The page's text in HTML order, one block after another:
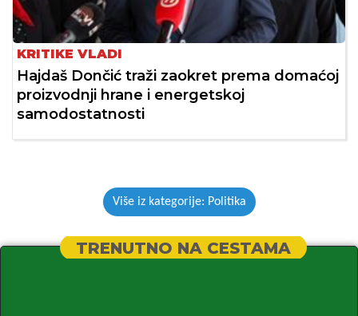
KRITIKE VLADI
Hajdaš Dončić traži zaokret prema domaćoj
proizvodnji hrane i energetskoj
samodostatnosti
Više iz kategorije: Politika
TRENUTNO NA CESTAMA